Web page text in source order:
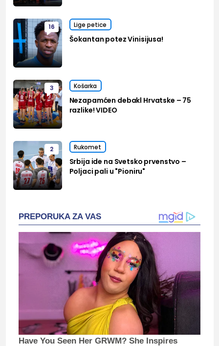
16 Lige petice
Šokantan potez Vinisijusa!
3 Košarka
Nezapamćen debakl Hrvatske – 75
razlike! VIDEO
2 Rukomet
Srbija ide na Svetsko prvenstvo –
Poljaci pali u "Pioniru"
PREPORUKA ZA VAS
Have You Seen Her GRWM? She Inspires